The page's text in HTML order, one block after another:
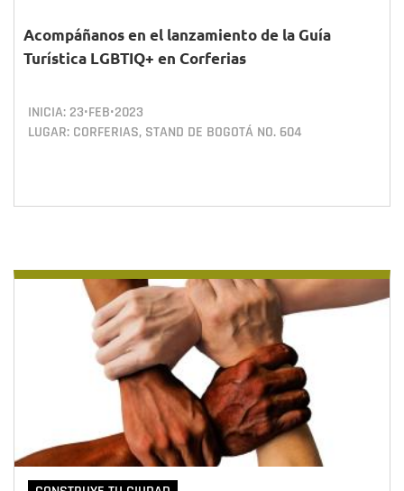
Acompáñanos en el lanzamiento de la Guía
Turística LGBTIQ+ en Corferias
INICIA: 23•FEB•2023
LUGAR: CORFERIAS, STAND DE BOGOTÁ NO. 604